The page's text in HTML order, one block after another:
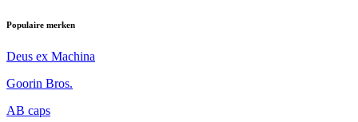
Populaire merken
Deus ex Machina
Goorin Bros.
AB caps